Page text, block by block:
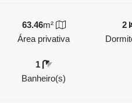
63.46m²
Área privativa
2
1
Banheiro(s)